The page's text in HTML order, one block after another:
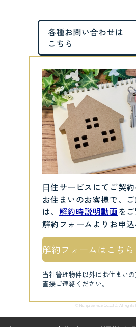
⽇住サービスにてご契
お住まいのお客様で、
は、 解約時説明動画を
解約フォームよりお申込
解約フォームはこちら
当社管理物件以外にお住まい
直接ご連絡ください。
© Nichiju Service Co.,LTD. All Rights